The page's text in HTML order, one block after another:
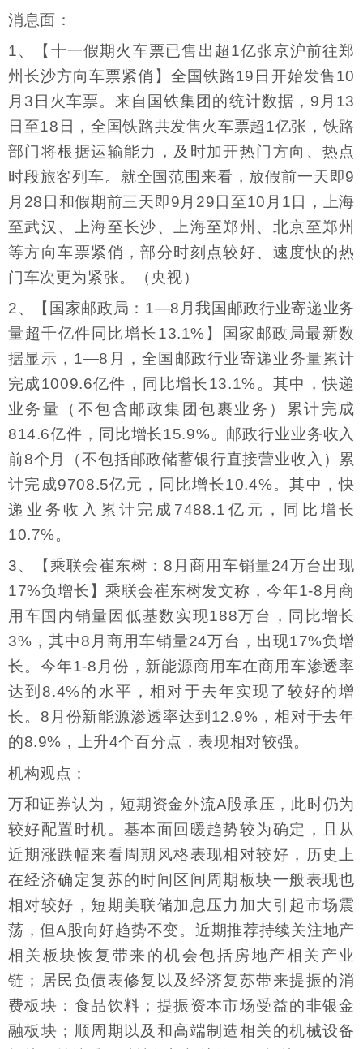
消息面：
1、【十一假期火车票已售出超1亿张京沪前往郑
州长沙方向车票紧俏】全国铁路19日开始发售10
月3日火车票。来自国铁集团的统计数据，9月13
日至18日，全国铁路共发售火车票超1亿张，铁路
部门将根据运输能力，及时加开热门方向、热点
时段旅客列车。就全国范围来看，放假前一天即9
月28日和假期前三天即9月29日至10月1日，上海
至武汉、上海至长沙、上海至郑州、北京至郑州
等方向车票紧俏，部分时刻点较好、速度快的热
门车次更为紧张。（央视）
2、【国家邮政局：1—8月我国邮政行业寄递业务
量超千亿件同比增长13.1%】国家邮政局最新数
据显示，1—8月，全国邮政行业寄递业务量累计
完成1009.6亿件，同比增长13.1%。其中，快递
业务量（不包含邮政集团包裹业务）累计完成
814.6亿件，同比增长15.9%。邮政行业业务收入
前8个月（不包括邮政储蓄银行直接营业收入）累
计完成9708.5亿元，同比增长10.4%。其中，快
递业务收入累计完成7488.1亿元，同比增长
10.7%。
3、【乘联会崔东树：8月商用车销量24万台出现
17%负增长】乘联会崔东树发文称，今年1-8月商
用车国内销量因低基数实现188万台，同比增长
3%，其中8月商用车销量24万台，出现17%负增
长。今年1-8月份，新能源商用车在商用车渗透率
达到8.4%的水平，相对于去年实现了较好的增
长。8月份新能源渗透率达到12.9%，相对于去年
的8.9%，上升4个百分点，表现相对较强。
机构观点：
万和证券认为，短期资金外流A股承压，此时仍为
较好配置时机。基本面回暖趋势较为确定，且从
近期涨跌幅来看周期风格表现相对较好，历史上
在经济确定复苏的时间区间周期板块一般表现也
相对较好，短期美联储加息压力加大引起市场震
荡，但A股向好趋势不变。近期推荐持续关注地产
相关板块恢复带来的机会包括房地产相关产业
链；居民负债表修复以及经济复苏带来提振的消
费板块：食品饮料；提振资本市场受益的非银金
融板块；顺周期以及和高端制造相关的机械设备